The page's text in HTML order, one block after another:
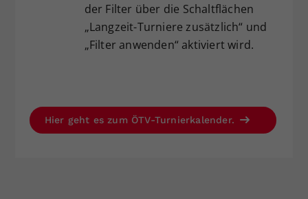
der Filter über die Schaltflächen
„Langzeit-Turniere zusätzlich“ und
„Filter anwenden“ aktiviert wird.
Hier geht es zum ÖTV-Turnierkalender.